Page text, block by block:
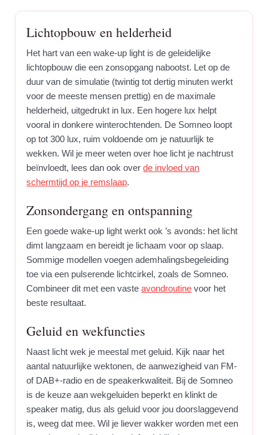
Lichtopbouw en helderheid
Het hart van een wake-up light is de geleidelijke
lichtopbouw die een zonsopgang nabootst. Let op de
duur van de simulatie (twintig tot dertig minuten werkt
voor de meeste mensen prettig) en de maximale
helderheid, uitgedrukt in lux. Een hogere lux helpt
vooral in donkere winterochtenden. De Somneo loopt
op tot 300 lux, ruim voldoende om je natuurlijk te
wekken. Wil je meer weten over hoe licht je nachtrust
beïnvloedt, lees dan ook overde invloed van
schermtijd op je remslaap.
Zonsondergang en ontspanning
Een goede wake-up light werkt ook ’s avonds: het licht
dimt langzaam en bereidt je lichaam voor op slaap.
Sommige modellen voegen ademhalingsbegeleiding
toe via een pulserende lichtcirkel, zoals de Somneo.
Combineer dit met een vasteavondroutine voor het
beste resultaat.
Geluid en wekfuncties
Naast licht wek je meestal met geluid. Kijk naar het
aantal natuurlijke wektonen, de aanwezigheid van FM-
of DAB+-radio en de speakerkwaliteit. Bij de Somneo
is de keuze aan wekgeluiden beperkt en klinkt de
speaker matig, dus als geluid voor jou doorslaggevend
is, weeg dat mee. Wil je liever wakker worden met een